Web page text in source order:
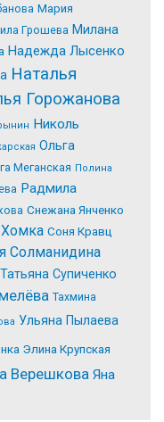
Мария
Грошева Милана
Надежда Лысенко
Наталья
Горожанова
Николь
Ольга
Меганская Полина
Радмила
Снежана Янченко
Соня Кравц
Солманидина
Татьяна Супиченко
Тахмина
Ульяна Пылаева
Элина Крупская
Верешкова Яна